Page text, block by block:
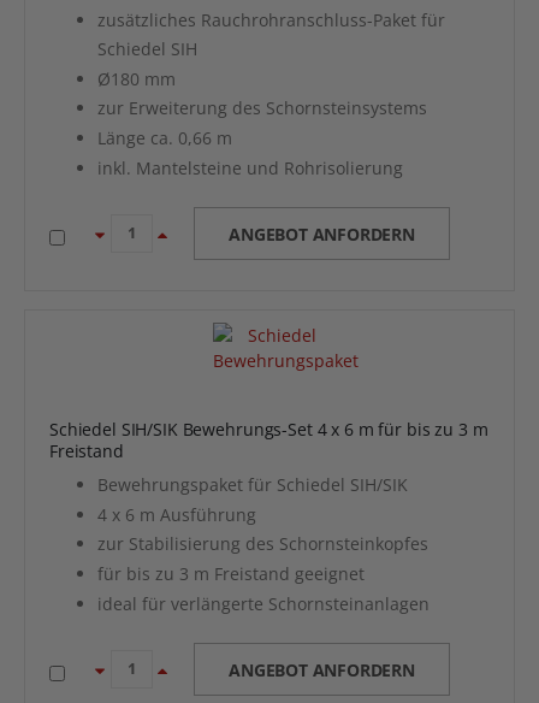
zusätzliches Rauchrohranschluss-Paket für
Schiedel SIH
Ø180 mm
zur Erweiterung des Schornsteinsystems
Länge ca. 0,66 m
inkl. Mantelsteine und Rohrisolierung
ANGEBOT ANFORDERN
Schiedel SIH/SIK Bewehrungs-Set 4 x 6 m für bis zu 3 m
Freistand
Bewehrungspaket für Schiedel SIH/SIK
4 x 6 m Ausführung
zur Stabilisierung des Schornsteinkopfes
für bis zu 3 m Freistand geeignet
ideal für verlängerte Schornsteinanlagen
ANGEBOT ANFORDERN